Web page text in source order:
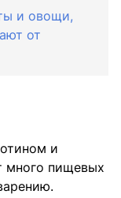
и овощи,
от
и
много пищевых